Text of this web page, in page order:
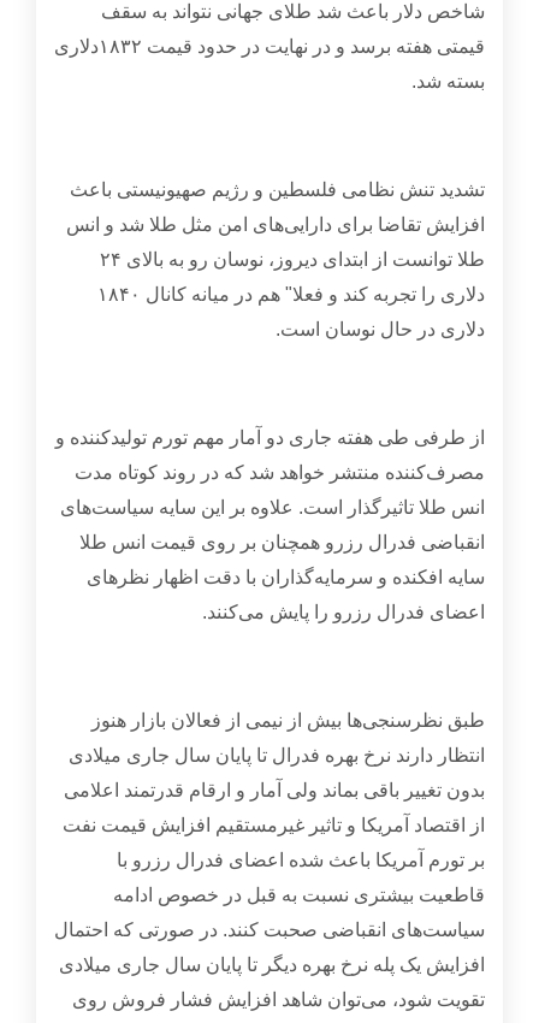
شاخص دلار باعث شد طلای جهانی نتواند به سقف
قیمتی هفته برسد و در نهایت در حدود قیمت ۱۸۳۲دلاری
بسته شد.
تشدید تنش نظامی فلسطین و رژیم صهیونیستی باعث
افزایش تقاضا برای دارایی‌های امن مثل طلا شد و انس
طلا توانست از ابتدای دیروز، نوسان رو به بالای ۲۴
دلاری را تجربه کند و فعلا" هم در میانه کانال ۱۸۴۰
دلاری در حال نوسان است.
از طرفی طی هفته جاری دو آمار مهم تورم تولید‌کننده و
مصرف‌کننده منتشر خواهد شد که در روند کوتاه‌ مدت
انس طلا تاثیرگذار است. علاوه بر این سایه سیاست‌های
انقباضی فدرال رزرو همچنان بر روی قیمت انس طلا
سایه افکنده و سرمایه‌گذاران با دقت اظهار نظرهای
اعضای فدرال رزرو را پایش می‌کنند.
طبق نظرسنجی‌ها بیش از نیمی از فعالان بازار هنوز
انتظار دارند نرخ بهره فدرال تا پایان سال جاری میلادی
بدون تغییر باقی بماند ولی آمار و ارقام قدرتمند اعلامی
از اقتصاد آمریکا و تاثیر غیرمستقیم افزایش قیمت نفت
بر تورم آمریکا باعث شده اعضای فدرال رزرو با
قاطعیت بیشتری نسبت به قبل در خصوص ادامه
سیاست‌های انقباضی صحبت کنند. در صورتی که احتمال
افزایش یک پله نرخ بهره دیگر تا پایان سال جاری میلادی
تقویت شود، می‌توان شاهد افزایش فشار فروش روی